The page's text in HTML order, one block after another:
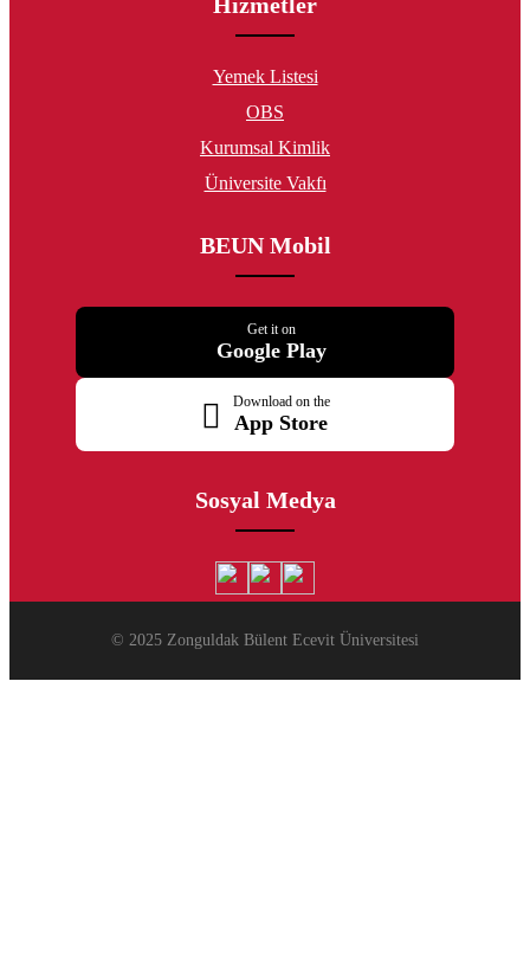
Yemek Listesi
OBS
Kurumsal Kimlik
Üniversite Vakfı
BEUN Mobil
Get it on
Google Play
Download on the
App Store
Sosyal Medya
© 2025 Zonguldak Bülent Ecevit Üniversitesi